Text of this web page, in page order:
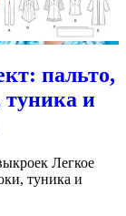
пальто,
и
Легкое
туника и